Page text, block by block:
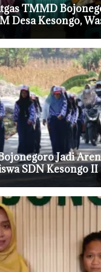
TMMD
Desa Kesongo,
Jadi
SDN Kesongo II